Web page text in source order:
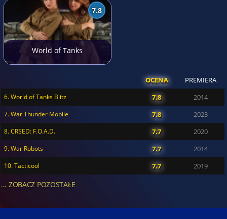
7.8
World of Tanks
OCENA PREMIERA
6. World of Tanks Blitz 7.8 2014
7. War Thunder Mobile 7.8 2023
8. CRSED: F.O.A.D. 7.7 2020
9. War Robots 7.7 2014
10. Tacticool 7.7 2019
... ZOBACZ POZOSTAŁE